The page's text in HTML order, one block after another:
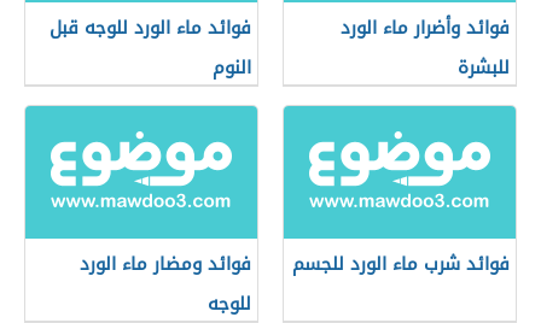
فوائد وأضرار ماء الورد
للبشرة
فوائد ماء الورد للوجه قبل
النوم
فوائد شرب ماء الورد للجسم
فوائد ومضار ماء الورد
للوجه